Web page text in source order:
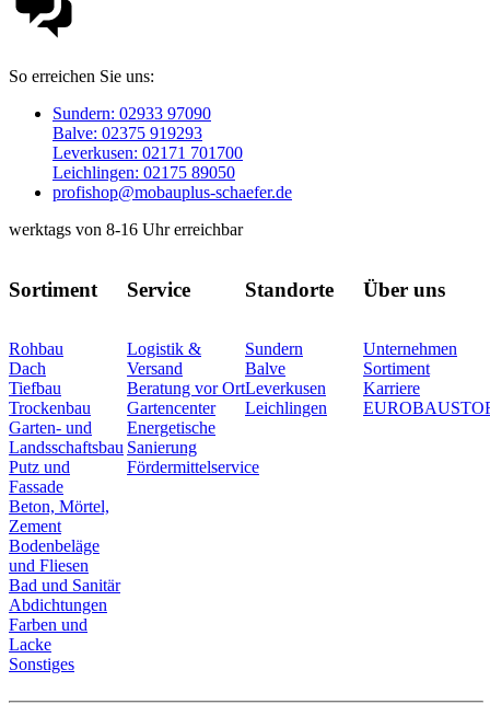
So erreichen Sie uns:
Sundern: 02933 97090
Balve: 02375 919293
Leverkusen: 02171 701700
Leichlingen: 02175 89050
profishop@mobauplus-schaefer.de
werktags von 8-16 Uhr erreichbar
Sortiment
Rohbau
Dach
Tiefbau
Trockenbau
Garten- und
Landsschaftsbau
Putz und
Fassade
Beton, Mörtel,
Zement
Bodenbeläge
und Fliesen
Bad und Sanitär
Abdichtungen
Farben und
Lacke
Sonstiges
Service
Logistik &
Versand
Beratung vor Ort
Gartencenter
Energetische
Sanierung
Fördermittelservice
Standorte
Sundern
Balve
Leverkusen
Leichlingen
Über uns
Unternehmen
Sortiment
Karriere